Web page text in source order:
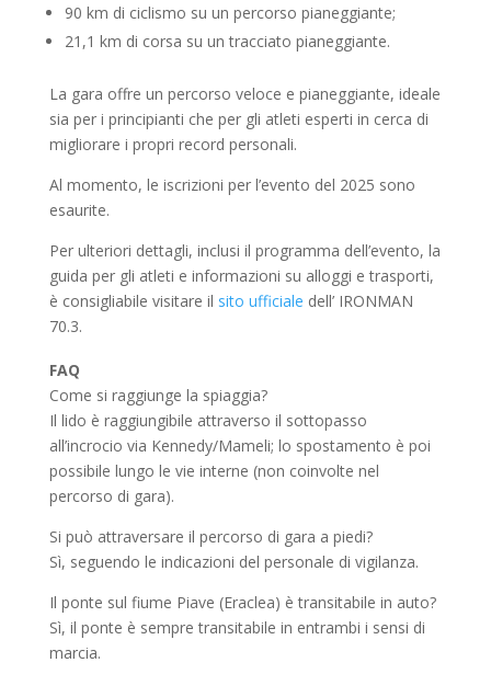
90 km di ciclismo su un percorso pianeggiante;
21,1 km di corsa su un tracciato pianeggiante.
La gara offre un percorso veloce e pianeggiante, ideale
sia per i principianti che per gli atleti esperti in cerca di
migliorare i propri record personali.
Al momento, le iscrizioni per l’evento del 2025 sono
esaurite.
Per ulteriori dettagli, inclusi il programma dell’evento, la
guida per gli atleti e informazioni su alloggi e trasporti,
è consigliabile visitare il sito ufficiale dell’ IRONMAN
70.3.
FAQ
Come si raggiunge la spiaggia?
Il lido è raggiungibile attraverso il sottopasso
all’incrocio via Kennedy/Mameli; lo spostamento è poi
possibile lungo le vie interne (non coinvolte nel
percorso di gara).
Si può attraversare il percorso di gara a piedi?
Sì, seguendo le indicazioni del personale di vigilanza.
Il ponte sul fiume Piave (Eraclea) è transitabile in auto?
Sì, il ponte è sempre transitabile in entrambi i sensi di
marcia.